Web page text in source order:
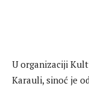
U organizaciji
Karauli, sinoć je